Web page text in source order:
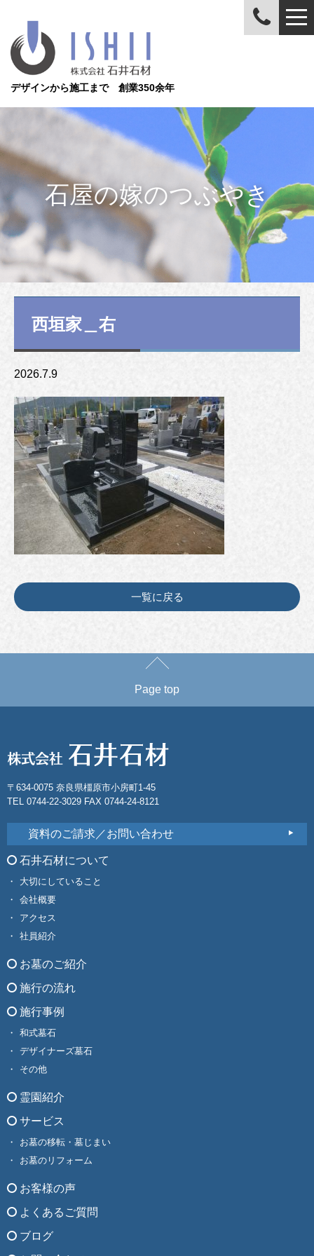
デザインから施工まで 創業350余年
石屋の嫁のつぶやき
西垣家＿右
2026.7.9
一覧に戻る
Page top
〒634-0075 奈良県橿原市小房町1-45
TEL 0744-22-3029 FAX 0744-24-8121
資料のご請求／お問い合わせ
石井石材について
大切にしていること
会社概要
アクセス
社員紹介
お墓のご紹介
施行の流れ
施行事例
和式墓石
デザイナーズ墓石
その他
霊園紹介
サービス
お墓の移転・墓じまい
お墓のリフォーム
お客様の声
よくあるご質問
ブログ